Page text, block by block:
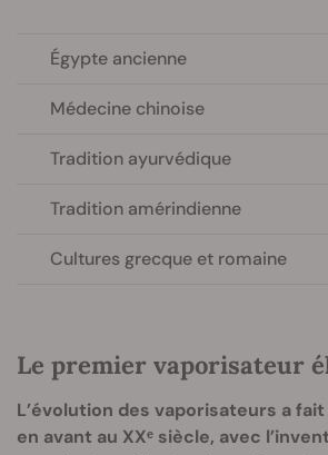
Égypte ancienne
Médecine chinoise
Tradition ayurvédique
Tradition amérindienne
Cultures grecque et romaine
Le premier vaporisateur
L’évolution des vaporisateurs a
en avant au XXᵉ siècle, avec